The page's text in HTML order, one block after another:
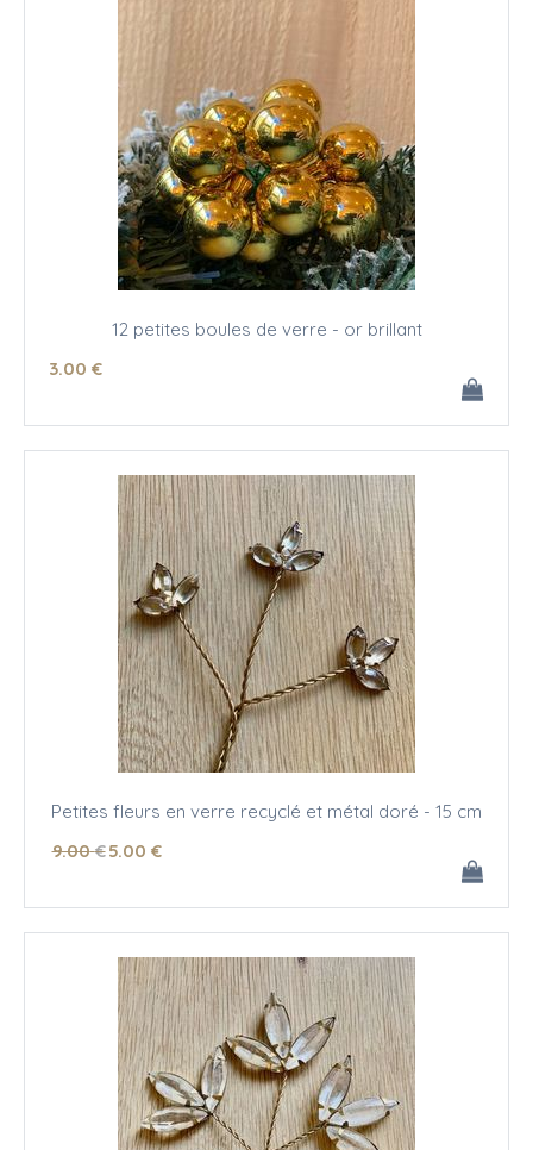
12 petites boules de verre - or brillant
3.00 €
Petites fleurs en verre recyclé et métal doré - 15 cm
9.00 €5.00 €